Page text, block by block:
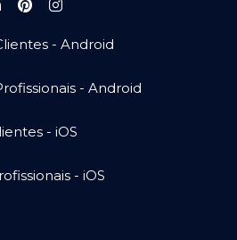
- Android
- Android
- iOS
- iOS